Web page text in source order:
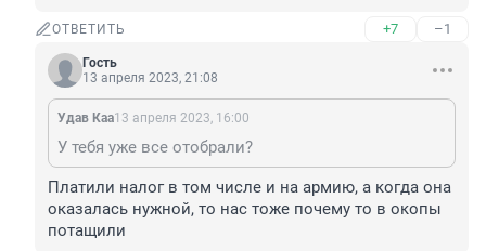
ОТВЕТИТЬ +7 –1
Гость
13 апреля 2023, 21:08
Удав Каа13 апреля 2023, 16:00
У тебя уже все отобрали?
Платили налог в том числе и на армию, а когда она
оказалась нужной, то нас тоже почему то в окопы
потащили